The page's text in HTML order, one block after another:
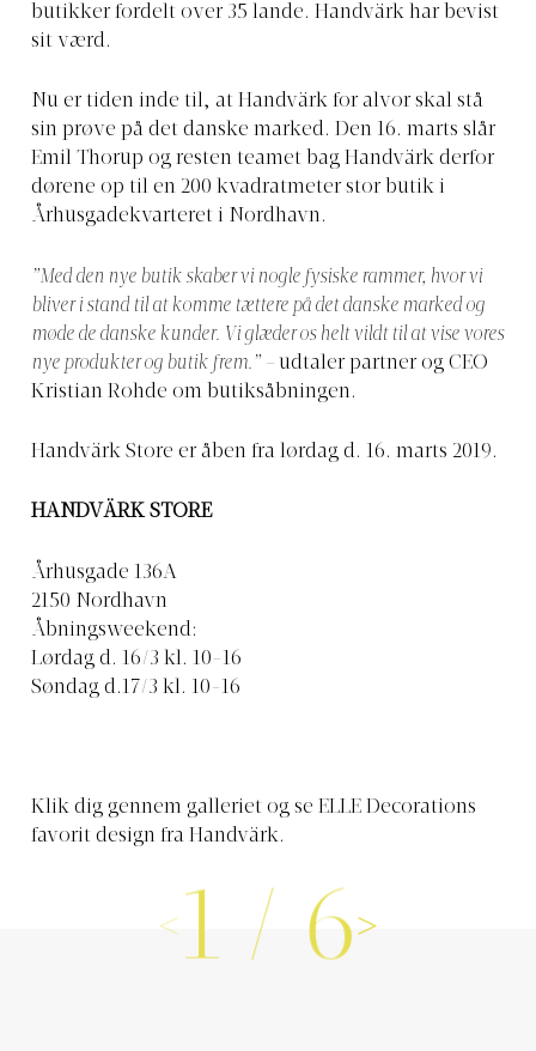
butikker fordelt over 35 lande. Handvärk har bevist
sit værd.
Nu er tiden inde til, at Handvärk for alvor skal stå
sin prøve på det danske marked. Den 16. marts slår
Emil Thorup og resten teamet bag Handvärk derfor
dørene op til en 200 kvadratmeter stor butik i
Århusgadekvarteret i Nordhavn.
”Med den nye butik skaber vi nogle fysiske rammer, hvor vi
bliver i stand til at komme tættere på det danske marked og
møde de danske kunder. Vi glæder os helt vildt til at vise vores
nye produkter og butik frem.” – udtaler partner og CEO
Kristian Rohde om butiksåbningen.
Handvärk Store er åben fra lørdag d. 16. marts 2019.
HANDVÄRK STORE
Århusgade 136A
2150 Nordhavn
Åbningsweekend:
Lørdag d. 16/3 kl. 10-16
Søndag d.17/3 kl. 10-16
Klik dig gennem galleriet og se ELLE Decorations
favorit design fra Handvärk.
1 / 6